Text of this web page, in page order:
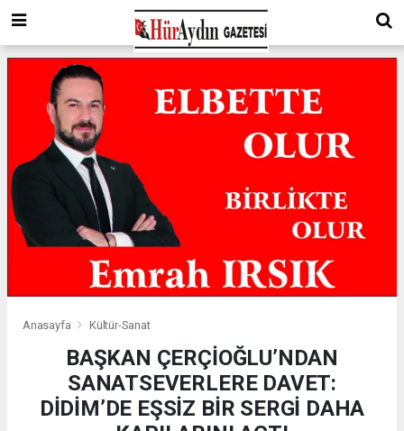
Anasayfa Kültür-Sanat
BAŞKAN ÇERÇİOĞLU’NDAN
SANATSEVERLERE DAVET:
DİDİM’DE EŞSİZ BİR SERGİ DAHA